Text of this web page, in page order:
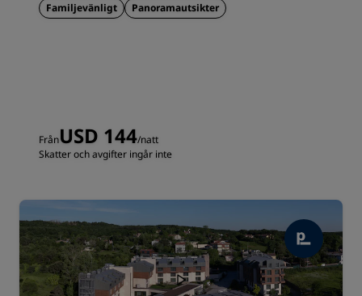
Familjevänligt
Panoramautsikter
FrånUSD 144/natt
Skatter och avgifter ingår inte